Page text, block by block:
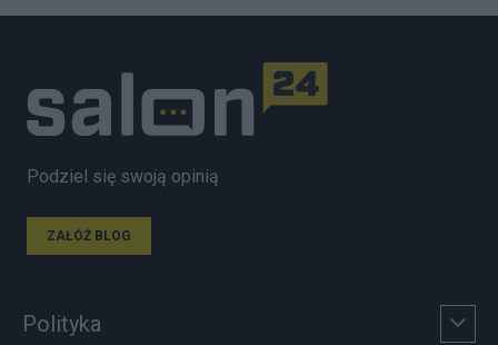
Podziel się swoją opinią
ZAŁÓŻ BLOG
Polityka